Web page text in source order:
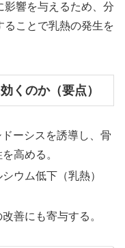
響を与えるため、分
ることで乳熱の発生を
くのか（要点）
ーシスを誘導し、骨
高める。
ウム低下（乳熱）
善にも寄与する。